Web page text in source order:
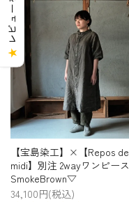
【宝島染工】×【Repos de
midi】別注 2wayワンピース
SmokeBrown▽
34,100円(税込)
★